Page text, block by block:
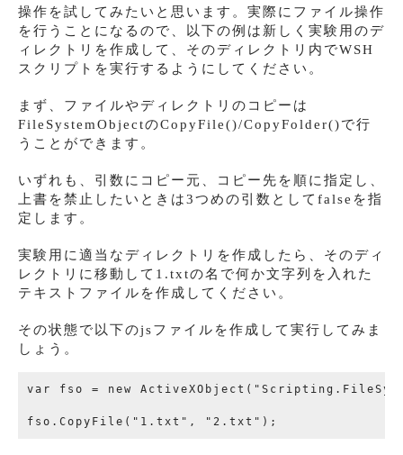
操作を試してみたいと思います。実際にファイル操作
を行うことになるので、以下の例は新しく実験用のデ
ィレクトリを作成して、そのディレクトリ内でWSH
スクリプトを実行するようにしてください。
まず、ファイルやディレクトリのコピーは
FileSystemObjectのCopyFile()/CopyFolder()で行
うことができます。
いずれも、引数にコピー元、コピー先を順に指定し、
上書を禁止したいときは3つめの引数としてfalseを指
定します。
実験用に適当なディレクトリを作成したら、そのディ
レクトリに移動して1.txtの名で何か文字列を入れた
テキストファイルを作成してください。
その状態で以下のjsファイルを作成して実行してみま
しょう。
var fso = new